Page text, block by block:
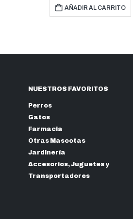
AÑADIR AL CARRITO
NUESTROS FAVORITOS
Perros
Gatos
Farmacia
Otras Mascotas
Jardinería
Accesorios, Juguetes y
Transportadores